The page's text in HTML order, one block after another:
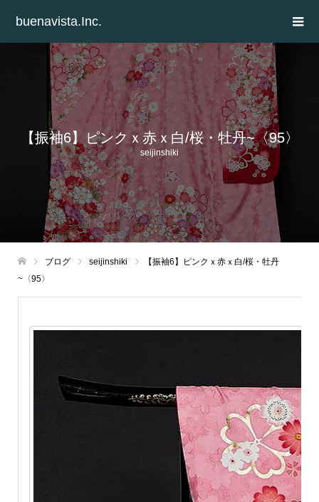
buenavista.Inc.
【振袖6】ピンクｘ赤ｘ白/桜・牡丹~〈95〉
seijinshiki
ブログ seijinshiki
【振袖6】ピンクｘ赤ｘ白/桜・牡丹
~〈95〉